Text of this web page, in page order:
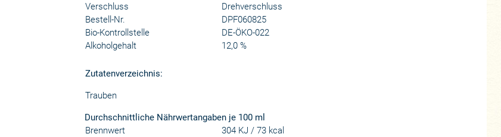
Verschluss
Drehverschluss
Bestell-Nr.
DPF060825
Bio-Kontrollstelle
DE-ÖKO-022
Alkoholgehalt
12,0 %
Zutatenverzeichnis:
Trauben
Durchschnittliche Nährwertangaben je 100 ml
Brennwert
304 KJ / 73 kcal